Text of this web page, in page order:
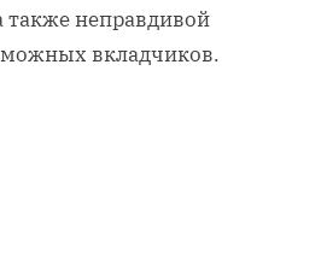
также неправдивой
вкладчиков.